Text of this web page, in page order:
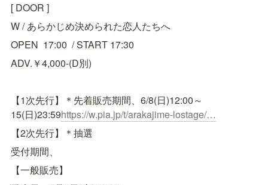
[ DOOR ]
W / あらかじめ決められた恋人たちへ
OPEN  17:00  / START 17:30
ADV.￥4,000-(D別)
【1次先行】＊先着販売期間、6/8(日)12:00～
15(日)23:59https://w.pia.jp/t/arakajime-lostage/…
【2次先行】＊抽選
受付期間、
【一般販売】